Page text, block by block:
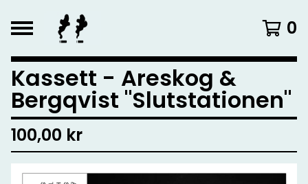
0
Kassett - Areskog &
Bergqvist "Slutstationen"
100,00 kr